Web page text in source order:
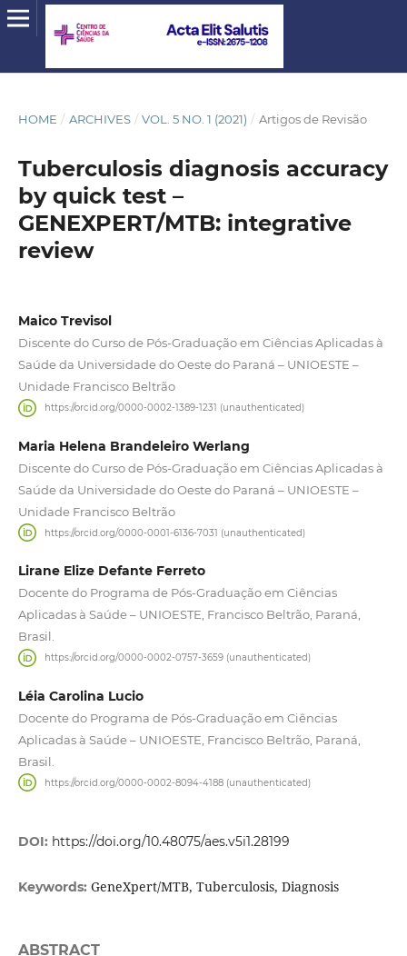
HOME / ARCHIVES / VOL. 5 NO. 1 (2021) / Artigos de Revisão
Tuberculosis diagnosis accuracy
by quick test –
GENEXPERT/MTB: integrative
review
Maico Trevisol
Discente do Curso de Pós-Graduação em Ciências Aplicadas à
Saúde da Universidade do Oeste do Paraná – UNIOESTE –
Unidade Francisco Beltrão
https://orcid.org/0000-0002-1389-1231 (unauthenticated)
Maria Helena Brandeleiro Werlang
Discente do Curso de Pós-Graduação em Ciências Aplicadas à
Saúde da Universidade do Oeste do Paraná – UNIOESTE –
Unidade Francisco Beltrão
https://orcid.org/0000-0001-6136-7031 (unauthenticated)
Lirane Elize Defante Ferreto
Docente do Programa de Pós-Graduação em Ciências
Aplicadas à Saúde – UNIOESTE, Francisco Beltrão, Paraná,
Brasil.
https://orcid.org/0000-0002-0757-3659 (unauthenticated)
Léia Carolina Lucio
Docente do Programa de Pós-Graduação em Ciências
Aplicadas à Saúde – UNIOESTE, Francisco Beltrão, Paraná,
Brasil.
https://orcid.org/0000-0002-8094-4188 (unauthenticated)
DOI: https://doi.org/10.48075/aes.v5i1.28199
Keywords: GeneXpert/MTB, Tuberculosis, Diagnosis
ABSTRACT